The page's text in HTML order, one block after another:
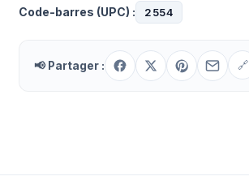
Code-barres (UPC) : 2554
📢 Partager : 🔗